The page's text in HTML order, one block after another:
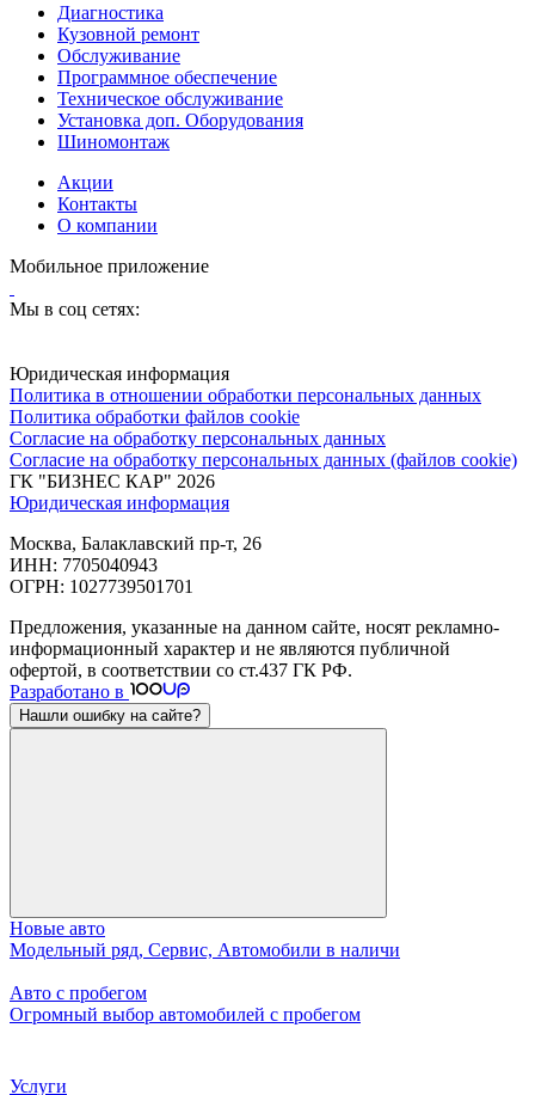
Диагностика
Кузовной ремонт
Обслуживание
Программное обеспечение
Техническое обслуживание
Установка доп. Оборудования
Шиномонтаж
Акции
Контакты
О компании
Мобильное приложение
Мы в соц сетях:
Юридическая информация
Политика в отношении обработки персональных данных
Политика обработки файлов cookie
Согласие на обработку персональных данных
Согласие на обработку персональных данных (файлов cookie)
ГК "БИЗНЕС КАР" 2026
Юридическая информация
Москва, Балаклавский пр-т, 26
ИНН: 7705040943
ОГРН: 1027739501701
Предложения, указанные на данном сайте, носят рекламно-
информационный характер и не являются публичной
офертой, в соответствии со ст.437 ГК РФ.
Разработано в
Нашли ошибку на сайте?
Новые авто
Модельный ряд, Сервис, Автомобили в наличи
Авто с пробегом
Огромный выбор автомобилей с пробегом
Услуги